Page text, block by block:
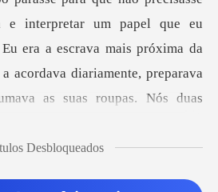
e interpretar um papel que eu
era a escrava mais próxima da
Desbloqueados